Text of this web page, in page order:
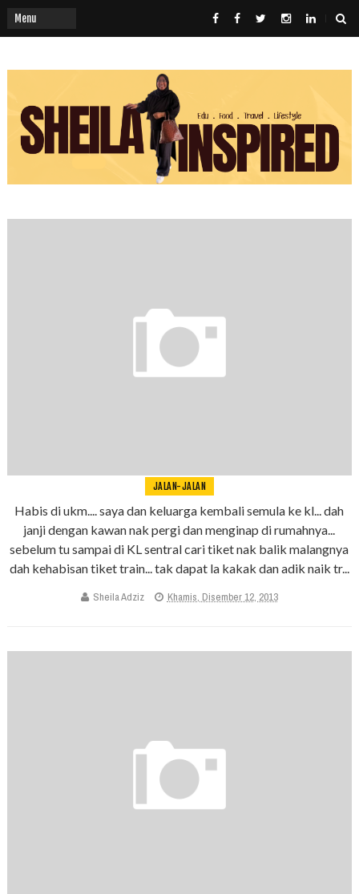
JALAN-JALAN
Habis di ukm.... saya dan keluarga kembali semula ke kl... dah
janji dengan kawan nak pergi dan menginap di rumahnya...
sebelum tu sampai di KL sentral cari tiket nak balik malangnya
dah kehabisan tiket train... tak dapat la kakak dan adik naik tr...
Sheila Adziz Khamis, Disember 12, 2013